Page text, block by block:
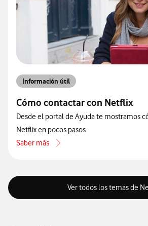
Información útil
Cómo contactar con Netflix
Desde el portal de Ayuda te mostramos
Netflix en pocos pasos
Saber más
acerca de Cómo contactar con Netflix
Ver todos los temas de